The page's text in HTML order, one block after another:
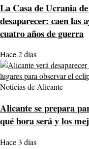
La Casa de Ucrania
desaparecer: caen las
cuatro años de guerra
Hace 2 días
Noticias de Alicante
Alicante se prepara
qué hora será y los
Hace 3 días